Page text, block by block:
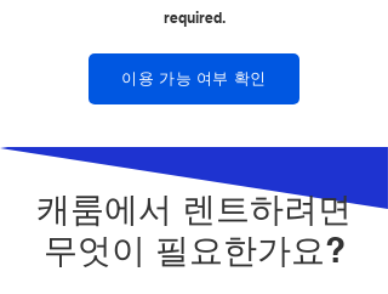
required.
이용 가능 여부 확인
캐룸에서 렌트하려면
무엇이 필요한가요?